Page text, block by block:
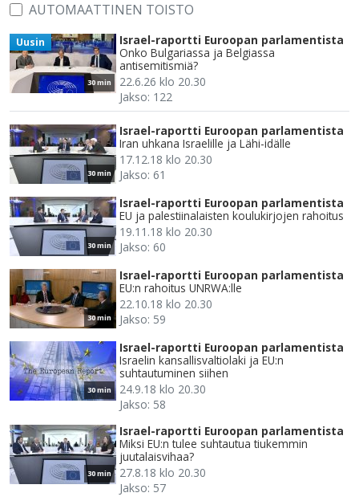
AUTOMAATTINEN TOISTO
30 min
Uusin
Israel-raportti Euroopan parlamentista
Onko Bulgariassa ja Belgiassa
antisemitismiä?
22.6.26 klo 20.30
Jakso: 122
30 min
Israel-raportti Euroopan parlamentista
Iran uhkana Israelille ja Lähi-idälle
17.12.18 klo 20.30
Jakso: 61
30 min
Israel-raportti Euroopan parlamentista
EU ja palestiinalaisten koulukirjojen rahoitus
19.11.18 klo 20.30
Jakso: 60
30 min
Israel-raportti Euroopan parlamentista
EU:n rahoitus UNRWA:lle
22.10.18 klo 20.30
Jakso: 59
30 min
Israel-raportti Euroopan parlamentista
Israelin kansallisvaltiolaki ja EU:n
suhtautuminen siihen
24.9.18 klo 20.30
Jakso: 58
30 min
Israel-raportti Euroopan parlamentista
Miksi EU:n tulee suhtautua tiukemmin
juutalaisvihaa?
27.8.18 klo 20.30
Jakso: 57